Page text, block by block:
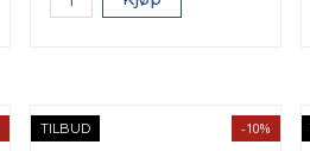
TILBUD -10%